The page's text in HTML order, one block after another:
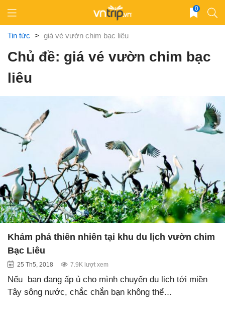
content
0
Tin tức > giá vé vườn chim bạc liêu
Chủ đề: giá vé vườn chim bạc
liêu
Khám phá thiên nhiên tại khu du lịch vườn chim
Bạc Liêu
25 Th5, 2018 7.9K lượt xem
Nếu bạn đang ấp ủ cho mình chuyến du lịch tới miền
Tây sông nước, chắc chắn bạn không thể…